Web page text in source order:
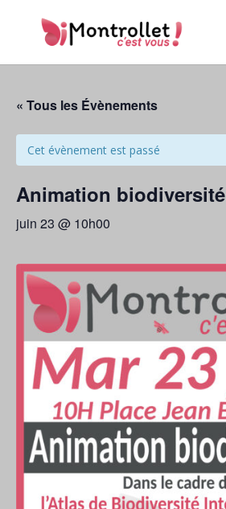
« Tous les Évènements
Cet évènement est passé
Animation biodiversité
juin 23 @ 10h00